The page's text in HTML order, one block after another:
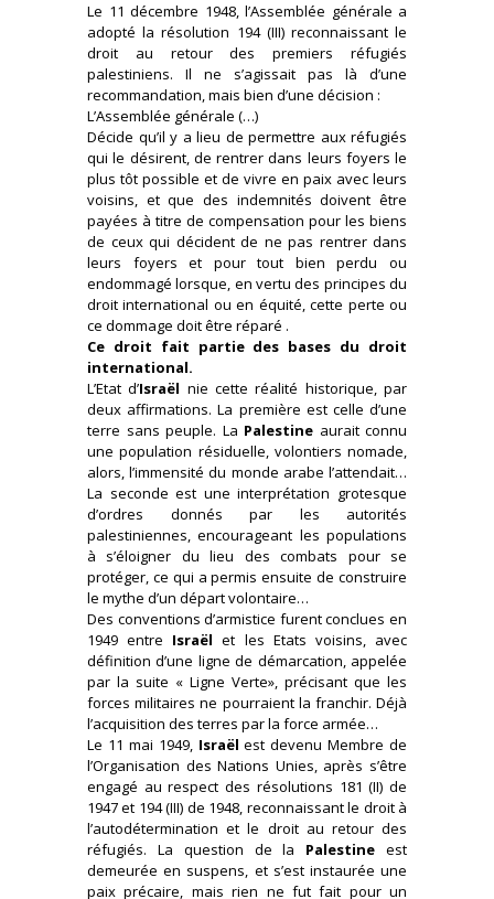
Le 11 décembre 1948, l’Assemblée générale a
adopté la résolution 194 (III) reconnaissant le
droit au retour des premiers réfugiés
palestiniens. Il ne s’agissait pas là d’une
recommandation, mais bien d’une décision :
L’Assemblée générale (…)
Décide qu’il y a lieu de permettre aux réfugiés
qui le désirent, de rentrer dans leurs foyers le
plus tôt possible et de vivre en paix avec leurs
voisins, et que des indemnités doivent être
payées à titre de compensation pour les biens
de ceux qui décident de ne pas rentrer dans
leurs foyers et pour tout bien perdu ou
endommagé lorsque, en vertu des principes du
droit international ou en équité, cette perte ou
ce dommage doit être réparé .
Ce droit fait partie des bases du droit
international.
L’Etat d’Israël nie cette réalité historique, par
deux affirmations. La première est celle d’une
terre sans peuple. La Palestine aurait connu
une population résiduelle, volontiers nomade,
alors, l’immensité du monde arabe l’attendait…
La seconde est une interprétation grotesque
d’ordres donnés par les autorités
palestiniennes, encourageant les populations
à s’éloigner du lieu des combats pour se
protéger, ce qui a permis ensuite de construire
le mythe d’un départ volontaire…
Des conventions d’armistice furent conclues en
1949 entre Israël et les Etats voisins, avec
définition d’une ligne de démarcation, appelée
par la suite « Ligne Verte», précisant que les
forces militaires ne pourraient la franchir. Déjà
l’acquisition des terres par la force armée…
Le 11 mai 1949, Israël est devenu Membre de
l’Organisation des Nations Unies, après s’être
engagé au respect des résolutions 181 (II) de
1947 et 194 (III) de 1948, reconnaissant le droit à
l’autodétermination et le droit au retour des
réfugiés. La question de la Palestineest
demeurée en suspens, et s’est instaurée une
paix précaire, mais rien ne fut fait pour un